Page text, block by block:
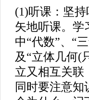
(1)听课：坚
矢地听课。学
中“代数”、“
及“立体几何(
立又相互关联
同时要注意